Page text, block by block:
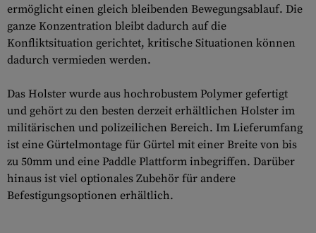
ermöglicht einen gleich bleibenden Bewegungsablauf. Die
ganze Konzentration bleibt dadurch auf die
Konfliktsituation gerichtet, kritische Situationen können
dadurch vermieden werden.
Das Holster wurde aus hochrobustem Polymer gefertigt
und gehört zu den besten derzeit erhältlichen Holster im
militärischen und polizeilichen Bereich. Im Lieferumfang
ist eine Gürtelmontage für Gürtel mit einer Breite von bis
zu 50mm und eine Paddle Plattform inbegriffen. Darüber
hinaus ist viel optionales Zubehör für andere
Befestigungsoptionen erhältlich.